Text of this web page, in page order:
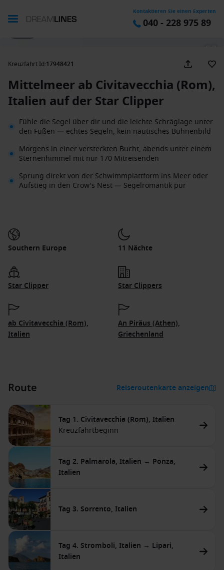
Kontaktieren Sie einen Experten
040 - 228 975 89
Kreuzfahrt Id:17948421
Mittelmeer ab Civitavecchia (Rom),
Italien auf der Star Clipper
Fühle die Segel über dir und die leichte Schräglage unter
den Füßen — echtes Segeln, kein nautisches Bühnenbild
Morgens in einer versteckten Bucht, abends unter einem
Sternenhimmel mit nur 170 Mitreisenden
Sprung direkt von der Schwimmplattform ins Meer oder
Aufstieg in den Crow's Nest — Segelromantik pur
Southern Europe 11 Nächte
Star Clipper Star Clippers
ab Civitavecchia (Rom),
Italien
An Piräus (Athen),
Griechenland
Route Reiseroutenkarte anzeigen
Tag 1. Civitavecchia (Rom), Italien
Kreuzfahrtbeginn
Tag 2. Palmarola, Italien → Ponza,
Italien
Tag 3. Sorrento, Italien
Tag 4. Stromboli, Italien → Lipari,
Italien